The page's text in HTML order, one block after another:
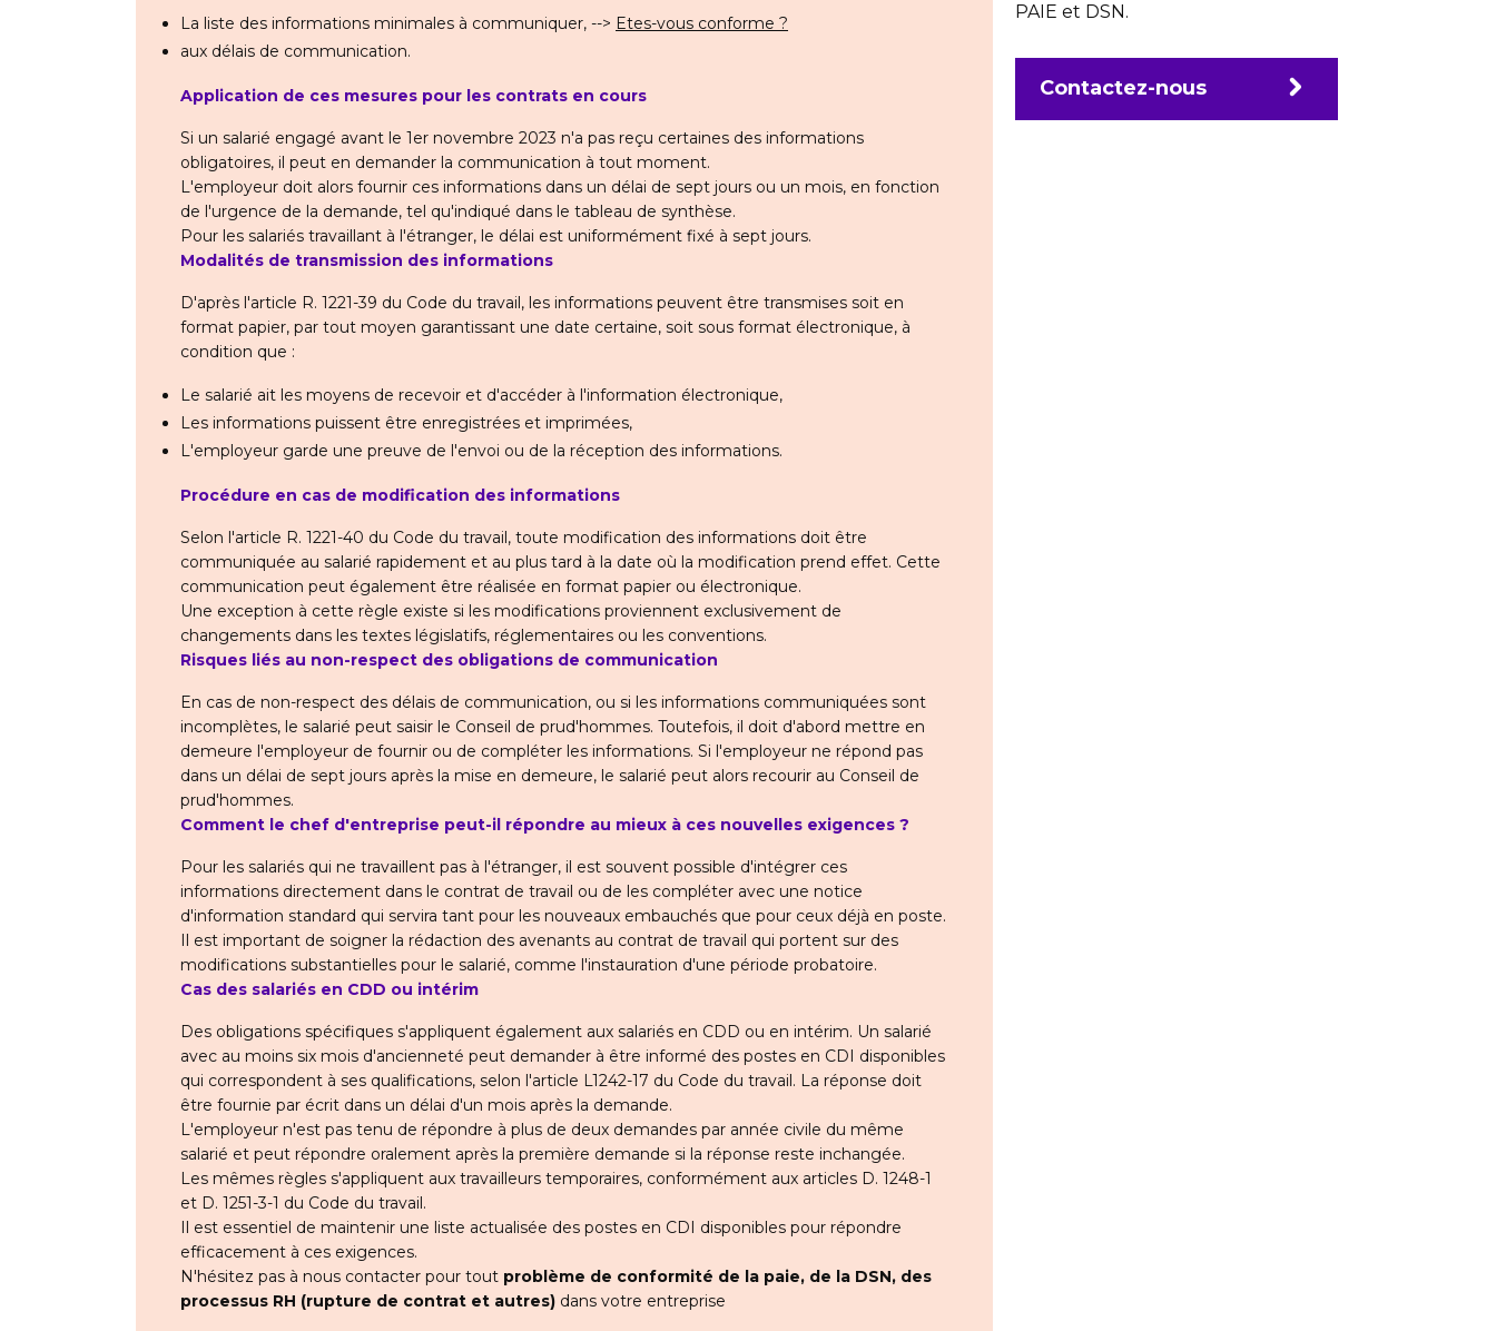
La liste des informations minimales à communiquer, --> Etes-vous conforme ?
aux délais de communication.
Application de ces mesures pour les contrats en cours
Si un salarié engagé avant le 1er novembre 2023 n'a pas reçu certaines des informations
obligatoires, il peut en demander la communication à tout moment.
L'employeur doit alors fournir ces informations dans un délai de sept jours ou un mois, en fonction
de l'urgence de la demande, tel qu'indiqué dans le tableau de synthèse.
Pour les salariés travaillant à l'étranger, le délai est uniformément fixé à sept jours.
Modalités de transmission des informations
D'après l'article R. 1221-39 du Code du travail, les informations peuvent être transmises soit en
format papier, par tout moyen garantissant une date certaine, soit sous format électronique, à
condition que :
Le salarié ait les moyens de recevoir et d'accéder à l'information électronique,
Les informations puissent être enregistrées et imprimées,
L'employeur garde une preuve de l'envoi ou de la réception des informations.
Procédure en cas de modification des informations
Selon l'article R. 1221-40 du Code du travail, toute modification des informations doit être
communiquée au salarié rapidement et au plus tard à la date où la modification prend effet. Cette
communication peut également être réalisée en format papier ou électronique.
Une exception à cette règle existe si les modifications proviennent exclusivement de
changements dans les textes législatifs, réglementaires ou les conventions.
Risques liés au non-respect des obligations de communication
En cas de non-respect des délais de communication, ou si les informations communiquées sont
incomplètes, le salarié peut saisir le Conseil de prud'hommes. Toutefois, il doit d'abord mettre en
demeure l'employeur de fournir ou de compléter les informations. Si l'employeur ne répond pas
dans un délai de sept jours après la mise en demeure, le salarié peut alors recourir au Conseil de
prud'hommes.
Comment le chef d'entreprise peut-il répondre au mieux à ces nouvelles exigences ?
Pour les salariés qui ne travaillent pas à l'étranger, il est souvent possible d'intégrer ces
informations directement dans le contrat de travail ou de les compléter avec une notice
d'information standard qui servira tant pour les nouveaux embauchés que pour ceux déjà en poste.
Il est important de soigner la rédaction des avenants au contrat de travail qui portent sur des
modifications substantielles pour le salarié, comme l'instauration d'une période probatoire.
Cas des salariés en CDD ou intérim
Des obligations spécifiques s'appliquent également aux salariés en CDD ou en intérim. Un salarié
avec au moins six mois d'ancienneté peut demander à être informé des postes en CDI disponibles
qui correspondent à ses qualifications, selon l'article L1242-17 du Code du travail. La réponse doit
être fournie par écrit dans un délai d'un mois après la demande.
L'employeur n'est pas tenu de répondre à plus de deux demandes par année civile du même
salarié et peut répondre oralement après la première demande si la réponse reste inchangée.
Les mêmes règles s'appliquent aux travailleurs temporaires, conformément aux articles D. 1248-1
et D. 1251-3-1 du Code du travail.
Il est essentiel de maintenir une liste actualisée des postes en CDI disponibles pour répondre
efficacement à ces exigences.
N'hésitez pas à nous contacter pour tout problème de conformité de la paie, de la DSN, des
processus RH (rupture de contrat et autres) dans votre entreprise
PAIE et DSN.
Contactez-nous